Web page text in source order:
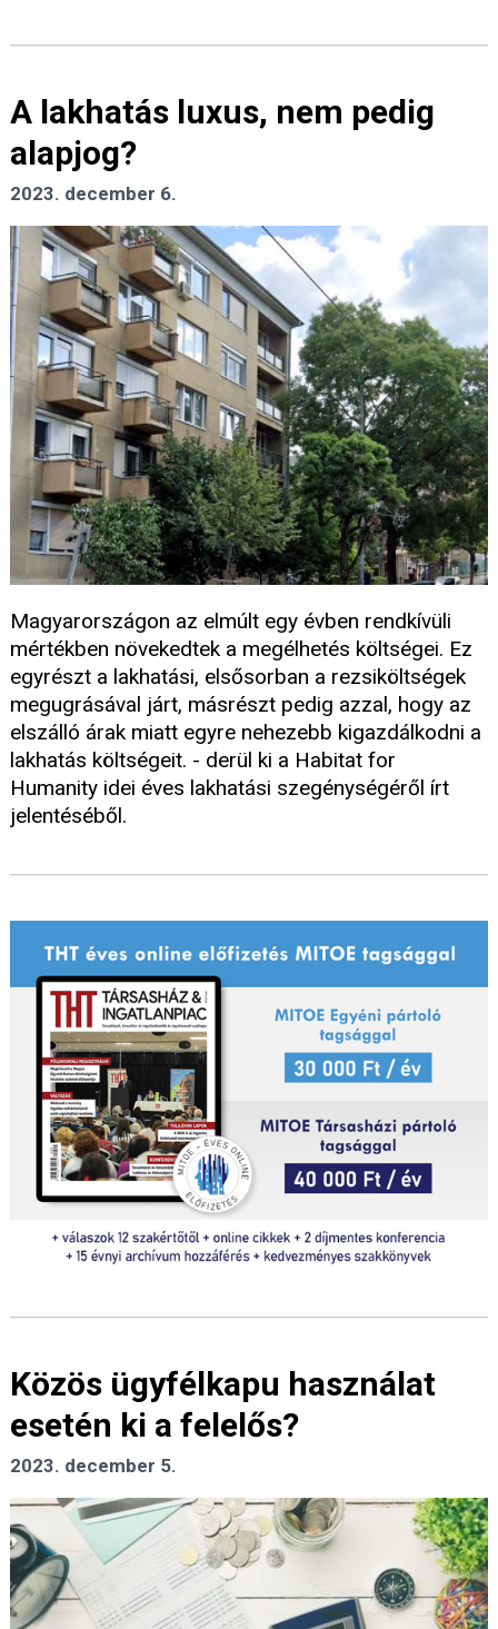
A lakhatás luxus, nem pedig
alapjog?
2023. december 6.
Magyarországon az elmúlt egy évben rendkívüli
mértékben növekedtek a megélhetés költségei. Ez
egyrészt a lakhatási, elsősorban a rezsiköltségek
megugrásával járt, másrészt pedig azzal, hogy az
elszálló árak miatt egyre nehezebb kigazdálkodni a
lakhatás költségeit. - derül ki a Habitat for
Humanity idei éves lakhatási szegénységéről írt
jelentéséből.
Közös ügyfélkapu használat
esetén ki a felelős?
2023. december 5.